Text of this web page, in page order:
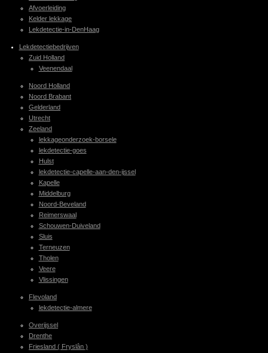
Afvoerleiding
Kelder lekkage
Lekdetectie-in-DenHaag
Lekdetectiebedrijven
Zuid Holland
Veenendaal
Noord Holland
Noord Brabant
Gelderland
Utrecht
Zeeland
lekkageonderzoek-borsele
lekdetectie-goes
Hulst
lekdetectie-capelle-aan-den-ijssel
Kapelle
Middelburg
Noord-Beveland
Reimerswaal
Schouwen-Duiveland
Sluis
Terneuzen
Tholen
Veere
Vlissingen
Flevoland
lekdetectie-almere
Overijssel
Drenthe
Friesland ( Fryslân )